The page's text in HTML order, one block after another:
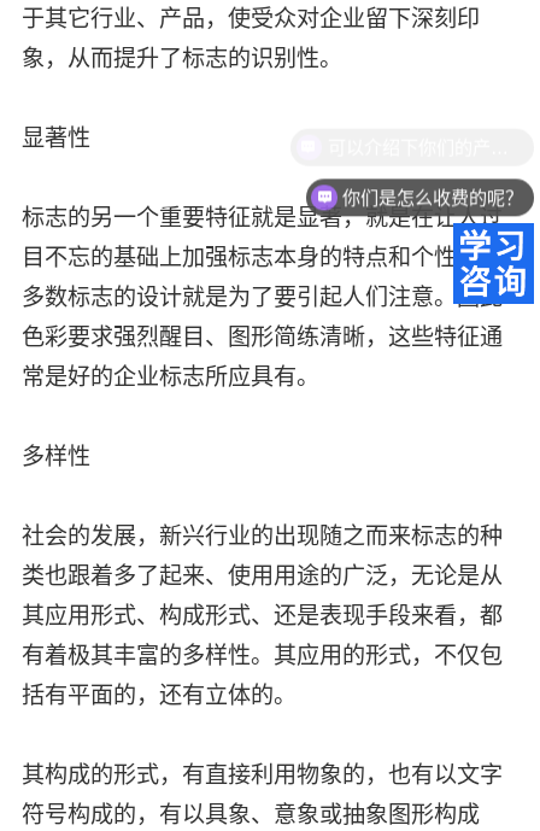
于其它行业、产品，使受众对企业留下深刻印
象，从而提升了标志的识别性。
显著性
标志的另一个重要特征就是显著，就是在让人过
目不忘的基础上加强标志本身的特点和个性。大
多数标志的设计就是为了要引起人们注意。因此
色彩要求强烈醒目、图形简练清晰，这些特征通
常是好的企业标志所应具有。
多样性
社会的发展，新兴行业的出现随之而来标志的种
类也跟着多了起来、使用用途的广泛，无论是从
其应用形式、构成形式、还是表现手段来看，都
有着极其丰富的多样性。其应用的形式，不仅包
括有平面的，还有立体的。
其构成的形式，有直接利用物象的，也有以文字
符号构成的，有以具象、意象或抽象图形构成
你们是怎么收费的呢？